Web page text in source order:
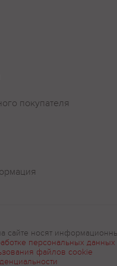
покупателя
сайте носят
персональных данных
файлов cookie